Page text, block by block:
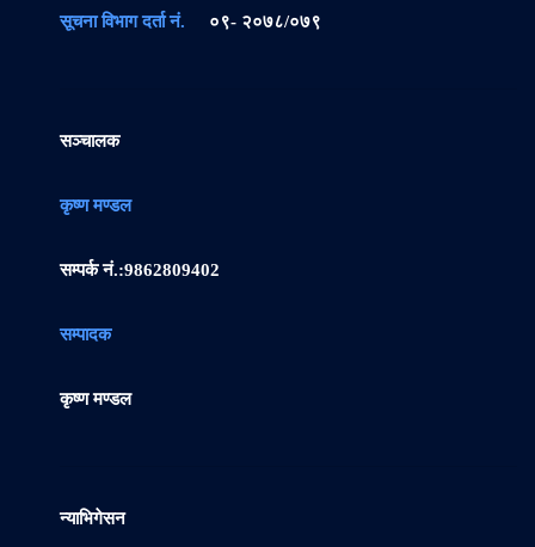
सूचना विभाग दर्ता नं. ०९- २०७८/०७९
सञ्चालक
कृष्ण मण्डल
सम्पर्क नं.:9862809402
सम्पादक
कृष्ण मण्डल
न्याभिगेसन